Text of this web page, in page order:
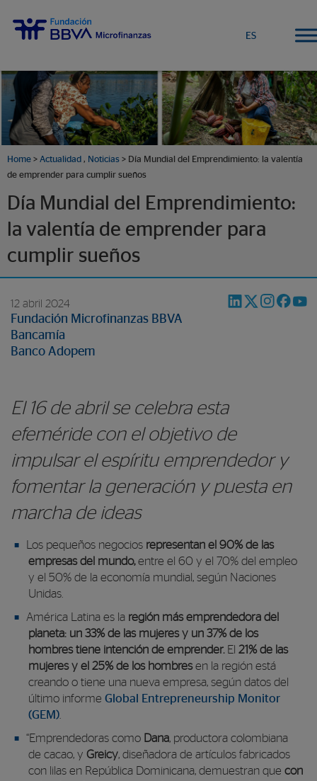
ES
Home > Actualidad , Noticias > Día Mundial del Emprendimiento: la valentía
de emprender para cumplir sueños
Día Mundial del Emprendimiento:
la valentía de emprender para
cumplir sueños
12 abril 2024
Fundación Microfinanzas BBVA
Bancamía
Banco Adopem
El 16 de abril se celebra esta
efeméride con el objetivo de
impulsar el espíritu emprendedor y
fomentar la generación y puesta en
marcha de ideas
Los pequeños negocios representan el 90% de las
empresas del mundo,entre el 60 y el 70% del empleo
y el 50% de la economía mundial, según Naciones
Unidas.
América Latina es la región más emprendedora del
planeta: un 33% de las mujeres y un 37% de los
hombres tiene intención de emprender. El 21% de las
mujeres y el 25% de los hombresen la región está
creando o tiene una nueva empresa, según datos del
último informe Global Entrepreneurship Monitor
(GEM).
“Emprendedoras como Dana, productora colombiana
de cacao, y Greicy, diseñadora de artículos fabricados
con lilas en República Dominicana, demuestran que con